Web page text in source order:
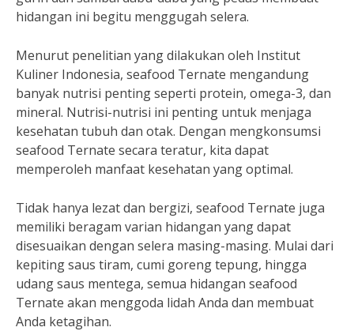
hidangan ini begitu menggugah selera.
Menurut penelitian yang dilakukan oleh Institut
Kuliner Indonesia, seafood Ternate mengandung
banyak nutrisi penting seperti protein, omega-3, dan
mineral. Nutrisi-nutrisi ini penting untuk menjaga
kesehatan tubuh dan otak. Dengan mengkonsumsi
seafood Ternate secara teratur, kita dapat
memperoleh manfaat kesehatan yang optimal.
Tidak hanya lezat dan bergizi, seafood Ternate juga
memiliki beragam varian hidangan yang dapat
disesuaikan dengan selera masing-masing. Mulai dari
kepiting saus tiram, cumi goreng tepung, hingga
udang saus mentega, semua hidangan seafood
Ternate akan menggoda lidah Anda dan membuat
Anda ketagihan.